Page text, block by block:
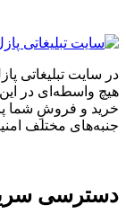
تبلیغاتی پازل
در این
و فروشِ شما پازل
مختلف امنیتی
سریع